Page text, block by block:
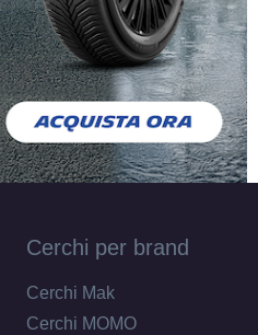
Cerchi per brand
Cerchi Mak
Cerchi MOMO